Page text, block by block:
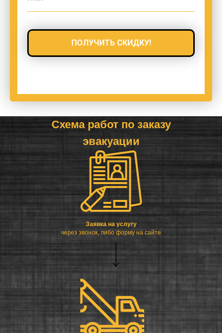
ПОЛУЧИТЬ СКИДКУ!
Заявка на услугу
через звонок, либо форму на сайте
Схема работ по заказу
эвакуации